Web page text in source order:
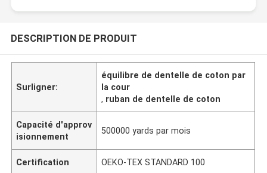
DESCRIPTION DE PRODUIT
Surligner:
équilibre de dentelle de coton par
la cour
, ruban de dentelle de coton
Capacité d'approv
isionnement
500000 yards par mois
Certification OEKO-TEX STANDARD 100